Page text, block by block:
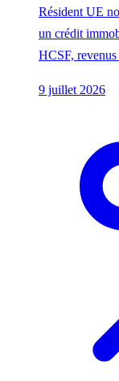
Résident UE
un crédit
HCSF, revenus
9 juillet 2026